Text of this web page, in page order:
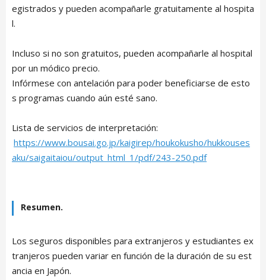
egistrados y pueden acompañarle gratuitamente al hospita
l.
Incluso si no son gratuitos, pueden acompañarle al hospital
por un módico precio.
Infórmese con antelación para poder beneficiarse de esto
s programas cuando aún esté sano.
Lista de servicios de interpretación:
https://www.bousai.go.jp/kaigirep/houkokusho/hukkouses
aku/saigaitaiou/output_html_1/pdf/243-250.pdf
Resumen.
Los seguros disponibles para extranjeros y estudiantes ex
tranjeros pueden variar en función de la duración de su est
ancia en Japón.